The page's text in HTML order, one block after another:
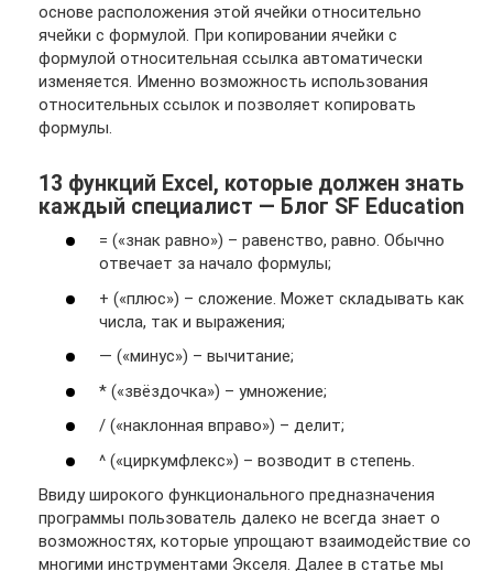
основе расположения этой ячейки относительно
ячейки с формулой. При копировании ячейки с
формулой относительная ссылка автоматически
изменяется. Именно возможность использования
относительных ссылок и позволяет копировать
формулы.
13 функций Excel, которые должен знать
каждый специалист — Блог SF Education
= («знак равно») – равенство, равно. Обычно
отвечает за начало формулы;
+ («плюс») – сложение. Может складывать как
числа, так и выражения;
— («минус») – вычитание;
* («звёздочка») – умножение;
/ («наклонная вправо») – делит;
^ («циркумфлекс») – возводит в степень.
Ввиду широкого функционального предназначения
программы пользователь далеко не всегда знает о
возможностях, которые упрощают взаимодействие со
многими инструментами Экселя. Далее в статье мы